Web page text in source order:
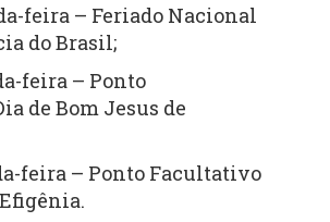
feira – Feriado Nacional
do Brasil;
feira – Ponto
de Bom Jesus de
feira – Ponto Facultativo